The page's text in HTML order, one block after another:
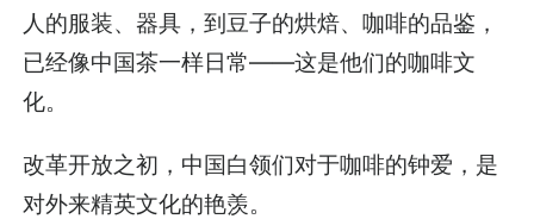
人的服装、器具，到豆子的烘焙、咖啡的品鉴，
已经像中国茶一样日常——这是他们的咖啡文
化。
改革开放之初，中国白领们对于咖啡的钟爱，是
对外来精英文化的艳羡。